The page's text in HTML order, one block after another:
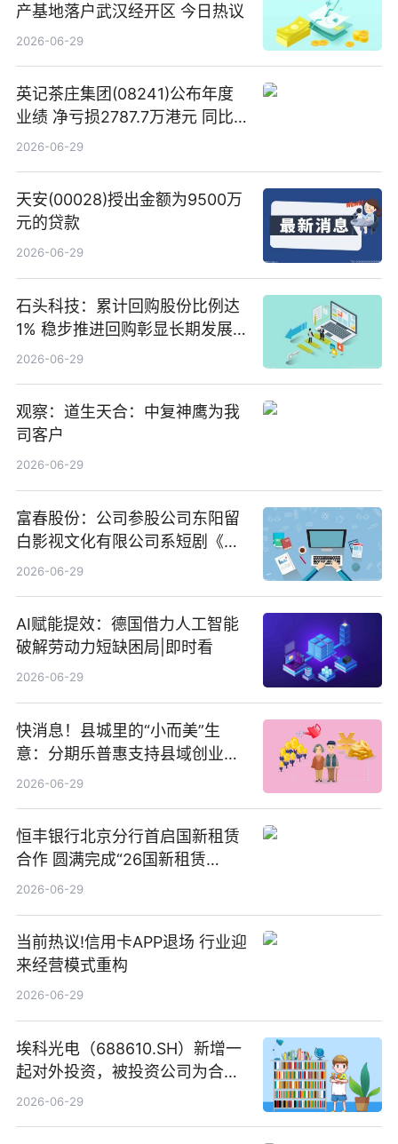
产基地落户武汉经开区 今日热议
2026-06-29
英记茶庄集团(08241)公布年度
业绩 净亏损2787.7万港元 同比
扩大65.15% 焦点速读
2026-06-29
天安(00028)授出金额为9500万
元的贷款
2026-06-29
石头科技：累计回购股份比例达
1% 稳步推进回购彰显长期发展
信心 新动态
2026-06-29
观察：道生天合：中复神鹰为我
司客户
2026-06-29
富春股份：公司参股公司东阳留
白影视文化有限公司系短剧《风
声之双生谜局》的出品方 热门看
2026-06-29
AI赋能提效：德国借力人工智能
破解劳动力短缺困局|即时看
2026-06-29
快消息！县城里的“小而美”生
意：分期乐普惠支持县域创业者
扎根生长
2026-06-29
恒丰银行北京分行首启国新租赁
合作 圆满完成“26国新租赁
SCP003”发行_焦点精选
2026-06-29
当前热议!信用卡APP退场 行业迎
来经营模式重构
2026-06-29
埃科光电（688610.SH）新增一
起对外投资，被投资公司为合肥
元随信息技术有限公司
2026-06-29